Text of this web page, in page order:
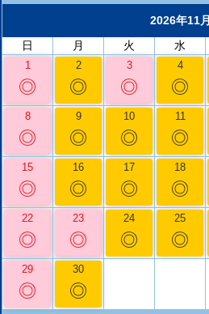
2026年11月
日
月 火 水
1
◎
2
◎
3
◎
4
◎
8
◎
9
◎
10
◎
11
◎
15
◎
16
◎
17
◎
18
◎
22
◎
23
◎
24
◎
25
◎
29
◎
30
◎